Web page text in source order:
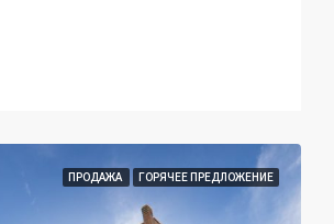
ПРОДАЖА ГОРЯЧЕЕ ПРЕДЛОЖЕНИЕ